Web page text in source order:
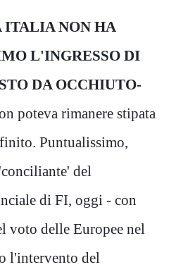
ITALIA NON HA
L'INGRESSO DI
DA OCCHIUTO-
poteva rimanere stipata
Puntualissimo,
del
di FI, oggi - con
voto delle Europee nel
l'intervento del